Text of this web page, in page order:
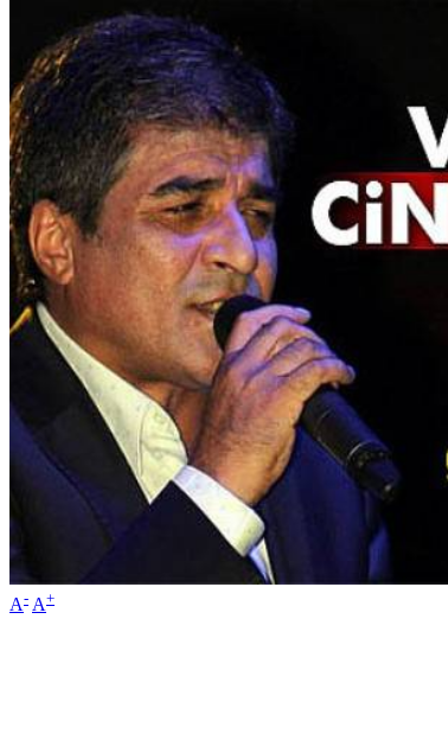
A- A+